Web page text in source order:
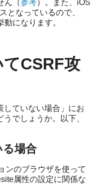
ん（参考）。また、iOS
となっているので、
になります。
CSRF攻
していない場合」にお
でしょうか。以下、
場合
ンのブラウザを使って
属性の設定に関係な